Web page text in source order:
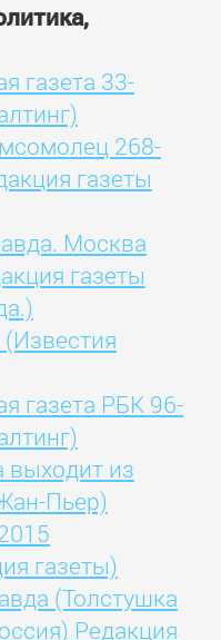
газета 33-
268-
газеты
Москва
газеты
газета РБК 96-
выходит из
Пьер)
газеты)
(Толстушка
Редакция